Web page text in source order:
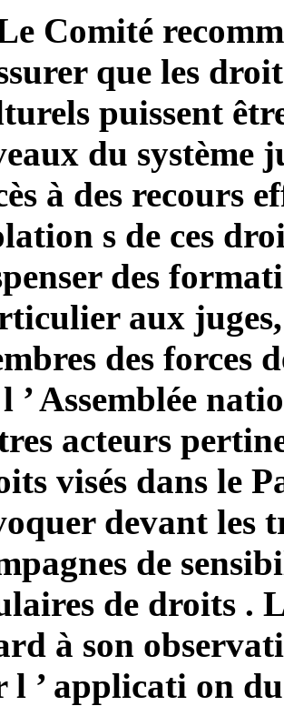
Comité
que les
puissent
du système
à des recours
s de ces
des
aux
des forces
’ Assemblée
acteurs
visés dans le
devant les
de
de droits .
à son
l ’ applicati on